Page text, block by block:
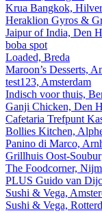
Krua Bangkok,
Heraklion Gyros &
Jaipur of India, Den
boba spot
Loaded, Breda
Maroon’s Desserts,
test123, Amsterdam
Indisch voor thuis,
Ganji Chicken, Den
Cafetaria Trefpunt
Bollies Kitchen,
Panino di Marco,
Grillhuis Oost-
The Foodcorner,
PLUS Guido van
Sushi & Vega,
Sushi & Vega,